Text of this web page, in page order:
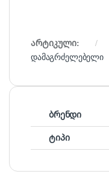
არტიკული:
დამაგრძელებელი
ბრენდი
ტიპი